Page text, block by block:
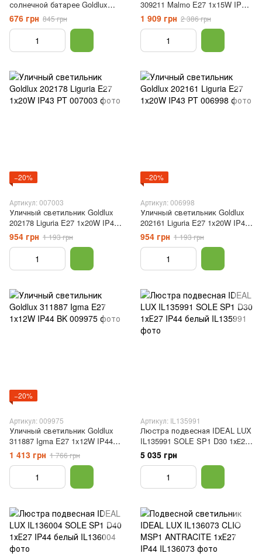
солнечной батарее Goldlux
330284 Fenix ​​LED 1600K IP44
черный
676 грн 845 грн
309211 Malmo E27 1x15W IP44
BK
1 909 грн 2 386 грн
−20%
Артикул: 007003
Уличный светильник Goldlux
202178 Liguria E27 1x20W IP43
PT
954 грн 1 193 грн
−20%
Артикул: 006998
Уличный светильник Goldlux
202161 Liguria E27 1x20W IP43
PT
954 грн 1 193 грн
−20%
Артикул: 009975
Уличный светильник Goldlux
311887 Igma E27 1x12W IP44
BK
1 413 грн 1 766 грн
Артикул: IL135991
Люстра подвесная IDEAL LUX
IL135991 SOLE SP1 D30 1хЕ27
IP44 белый
5 035 грн